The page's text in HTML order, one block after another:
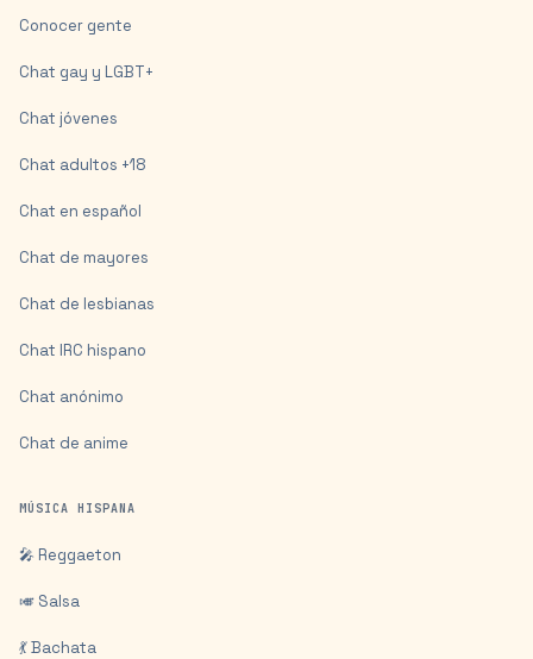
Conocer gente
Chat gay y LGBT+
Chat jóvenes
Chat adultos +18
Chat en español
Chat de mayores
Chat de lesbianas
Chat IRC hispano
Chat anónimo
Chat de anime
MÚSICA HISPANA
🎤 Reggaeton
🎺 Salsa
💃 Bachata